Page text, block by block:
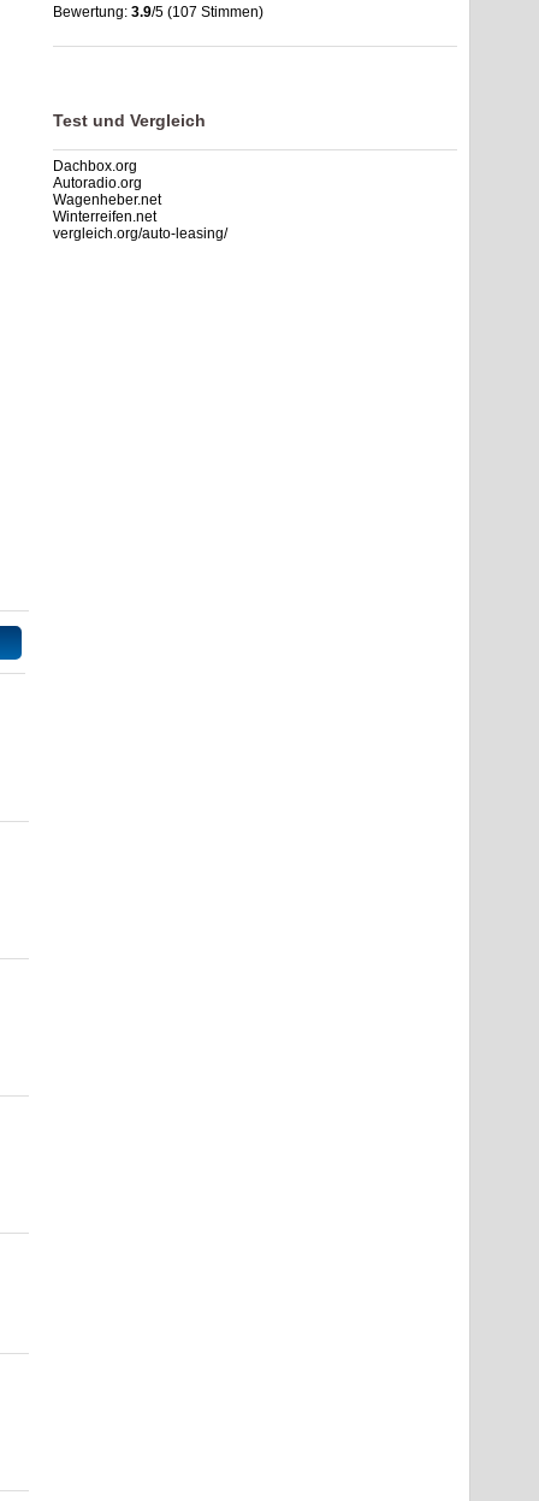
Bewertung: 3.9/5 (107 Stimmen)
Euro Rastpark Schweitenkirchen | A9 Autohof | stau.info ,3.9
Test und Vergleich
Dachbox.org
Autoradio.org
Wagenheber.net
Winterreifen.net
vergleich.org/auto-leasing/